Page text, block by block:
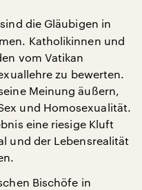
die Gläubigen in
Katholikinnen und
vom Vatikan
zu bewerten.
Meinung äußern,
und Homosexualität.
eine riesige Kluft
und der Lebensrealität
Bischöfe in